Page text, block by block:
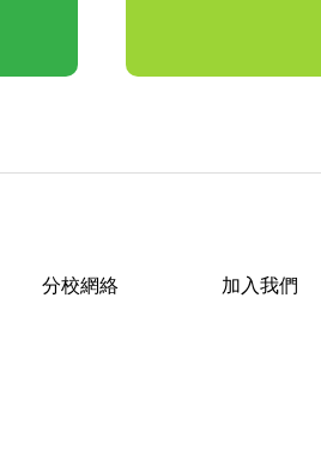
分校網絡 加入我們